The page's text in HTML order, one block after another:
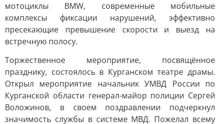
мотоциклы BMW, современные мобильные
комплексы фиксации нарушений, эффективно
пресекающие превышение скорости и выезд на
встречную полосу.
Торжественное мероприятие, посвящённое
празднику, состоялось в Курганском театре драмы.
Открыл мероприятие начальник УМВД России по
Курганской области генерал-майор полиции Сергей
Воложинов, в своем поздравлении подчеркнул
значимость службы в системе МВД. Пожелал всему